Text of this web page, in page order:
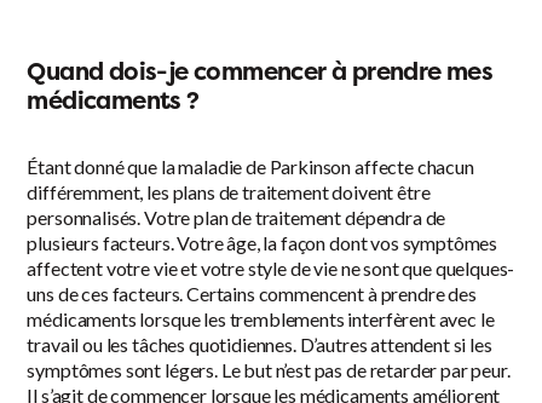
Quand dois-je commencer à prendre mes
médicaments ?
Étant donné que la maladie de Parkinson affecte chacun
différemment, les plans de traitement doivent être
personnalisés. Votre plan de traitement dépendra de
plusieurs facteurs. Votre âge, la façon dont vos symptômes
affectent votre vie et votre style de vie ne sont que quelques-
uns de ces facteurs. Certains commencent à prendre des
médicaments lorsque les tremblements interfèrent avec le
travail ou les tâches quotidiennes. D’autres attendent si les
symptômes sont légers. Le but n’est pas de retarder par peur.
Il s’agit de commencer lorsque les médicaments améliorent